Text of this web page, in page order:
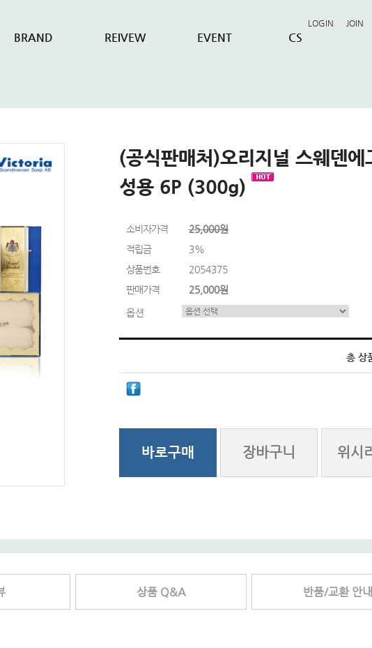
LOGIN
JOIN
BRAND REIVEW EVENT CS
(공식판매처)오리지널 스웨덴에
성용 6P (300g)
소비자가격
25,000원
적립금
3%
상품번호
2054375
판매가격
25,000원
옵션
총 상
바로구매 장바구니 위시
상품 Q&A 반품/교환 안내